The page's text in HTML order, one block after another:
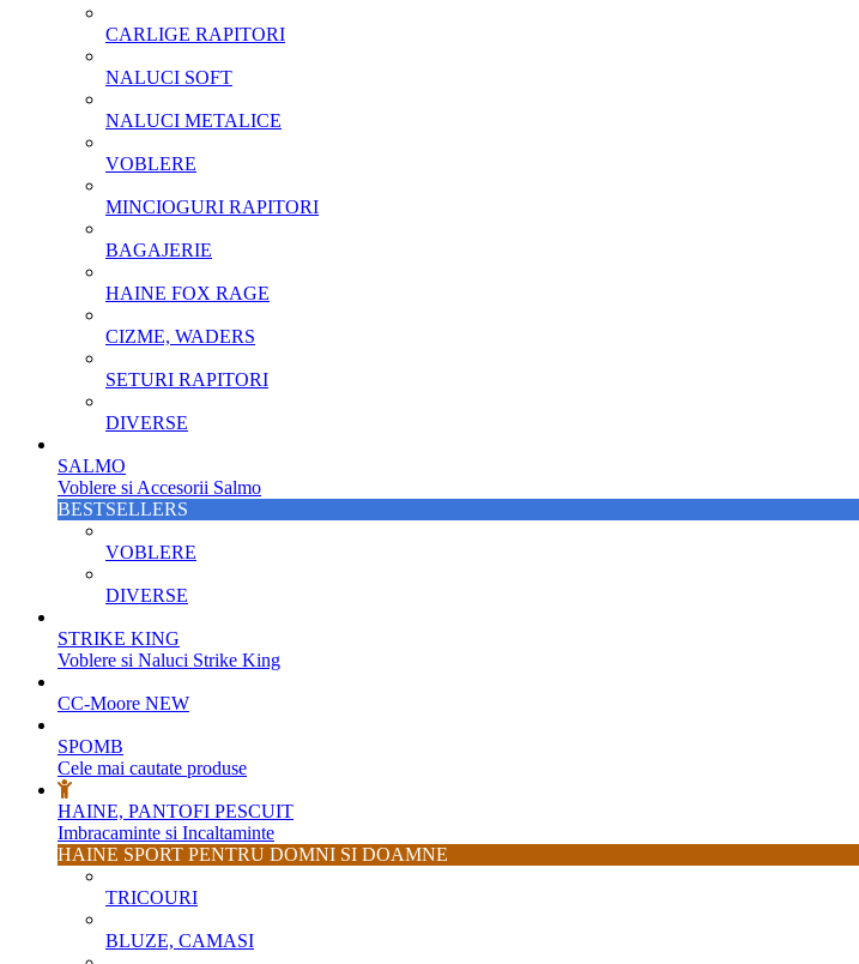
CARLIGE RAPITORI
NALUCI SOFT
NALUCI METALICE
VOBLERE
MINCIOGURI RAPITORI
BAGAJERIE
HAINE FOX RAGE
CIZME, WADERS
SETURI RAPITORI
DIVERSE
SALMO
Voblere si Accesorii Salmo
BESTSELLERS
VOBLERE
DIVERSE
STRIKE KING
Voblere si Naluci Strike King
CC-Moore NEW
SPOMB
Cele mai cautate produse
HAINE, PANTOFI PESCUIT
Imbracaminte si Incaltaminte
HAINE SPORT PENTRU DOMNI SI DOAMNE
TRICOURI
BLUZE, CAMASI